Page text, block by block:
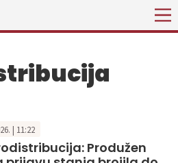
| 11:22
Produžen